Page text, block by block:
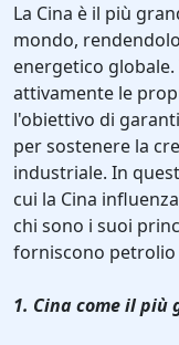
La Cina è il più
mondo,
energetico
attivamente le
l'obiettivo di
per sostenere la
industriale. In
cui la Cina
chi sono i suoi
forniscono petrolio
1. Cina come il